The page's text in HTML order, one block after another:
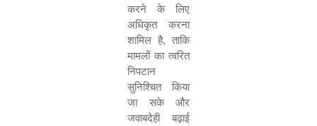
करने के लिए
अधिकृत करना
शामिल है, ताकि
मामलों का त्वरित
निपटान
सुनिश्चित किया
जा सके और
जवाबदेही बढ़ाई